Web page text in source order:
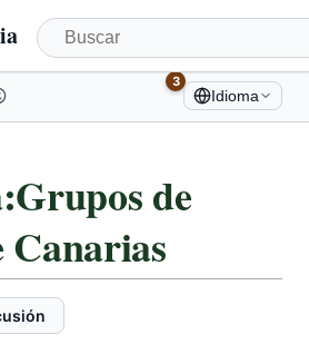
3
Idioma
:Grupos de
Canarias